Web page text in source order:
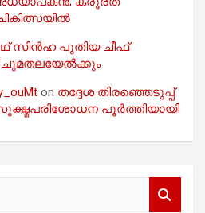
സിൻഹ പുതിയ ചീഫ്
ചുമതലയേൽക്കും
on തദ്ദേശ തിരഞ്ഞെടുപ്പ്
പൂർത്തിയായി